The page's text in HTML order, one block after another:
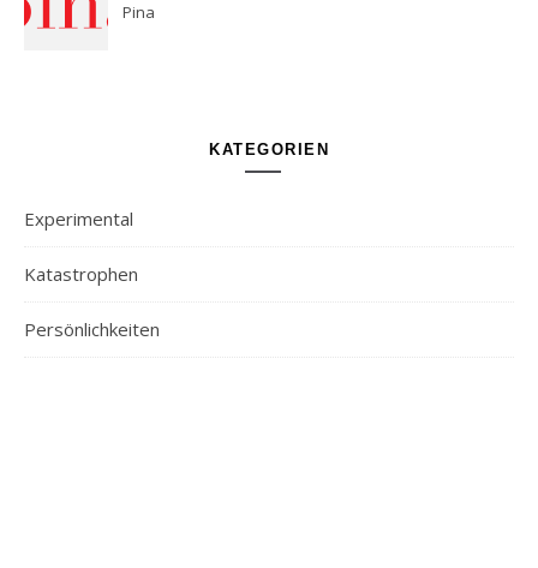
Pina
KATEGORIEN
Experimental
Katastrophen
Persönlichkeiten